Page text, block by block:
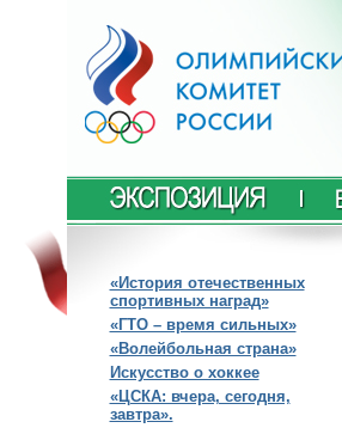
«История отечественных
спортивных наград»
«ГТО – время сильных»
«Волейбольная страна»
Искусство о хоккее
«ЦСКА: вчера, сегодня,
завтра».